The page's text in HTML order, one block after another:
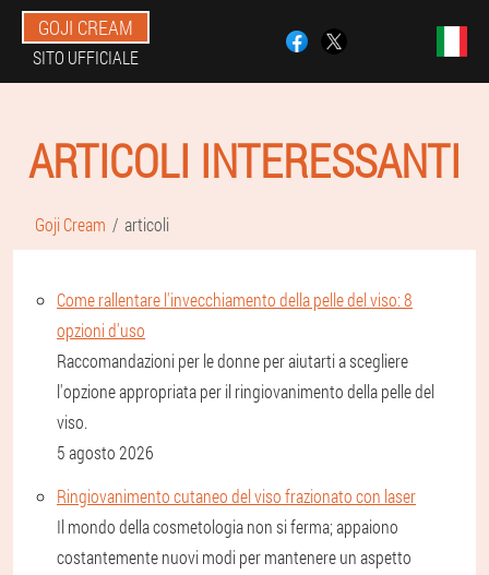
GOJI CREAM
SITO UFFICIALE
ARTICOLI INTERESSANTI
Goji Cream articoli
Come rallentare l'invecchiamento della pelle del viso: 8
opzioni d'uso
Raccomandazioni per le donne per aiutarti a scegliere
l'opzione appropriata per il ringiovanimento della pelle del
viso.
5 agosto 2026
Ringiovanimento cutaneo del viso frazionato con laser
Il mondo della cosmetologia non si ferma; appaiono
costantemente nuovi modi per mantenere un aspetto